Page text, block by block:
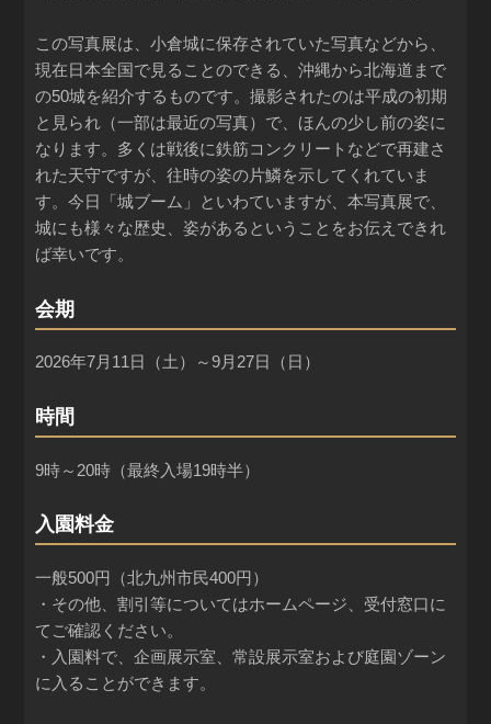
この写真展は、小倉城に保存されていた写真などから、
現在日本全国で見ることのできる、沖縄から北海道まで
の50城を紹介するものです。撮影されたのは平成の初期
と見られ（一部は最近の写真）で、ほんの少し前の姿に
なります。多くは戦後に鉄筋コンクリートなどで再建さ
れた天守ですが、往時の姿の片鱗を示してくれていま
す。今日「城ブーム」といわていますが、本写真展で、
城にも様々な歴史、姿があるということをお伝えできれ
ば幸いです。
会期
2026年7月11日（土）～9月27日（日）
時間
9時～20時（最終入場19時半）
入園料金
一般500円（北九州市民400円）
・その他、割引等についてはホームページ、受付窓口に
てご確認ください。
・入園料で、企画展示室、常設展示室および庭園ゾーン
に入ることができます。